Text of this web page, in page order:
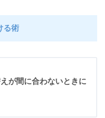
る術
が間に合わないときに